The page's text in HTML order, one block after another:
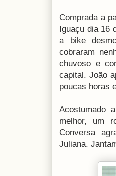
Comprada a
Iguaçu dia 16
a bike
cobraram
chuvoso e
capital. João
poucas horas
Acostumado
melhor, um
Conversa
Juliana.